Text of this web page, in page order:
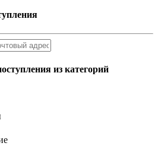
из категорий